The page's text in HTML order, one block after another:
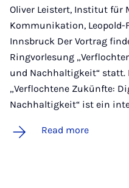
Oliver Leistert, Institut für
Kommunikation,
Innsbruck Der Vortrag
Ringvorlesung
und Nachhaltigkeit“ statt.
„Verflochtene Zukünfte:
Nachhaltigkeit“ ist ein
Read more